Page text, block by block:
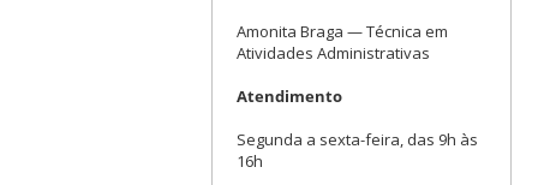
Amonita Braga — Técnica em
Atividades Administrativas
Atendimento
Segunda a sexta-feira, das 9h às
16h